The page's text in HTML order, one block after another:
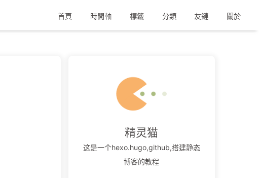
首頁 時間軸 標籤 分類 友鏈 關於
精灵猫
这是一个hexo.hugo,github,搭建静态
博客的教程